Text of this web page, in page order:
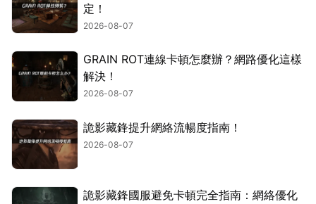
定！
2026-08-07
GRAIN ROT連線卡頓怎麼辦？網路優化這樣
解決！
2026-08-07
詭影藏鋒提升網絡流暢度指南！
2026-08-07
詭影藏鋒國服避免卡頓完全指南：網絡優化